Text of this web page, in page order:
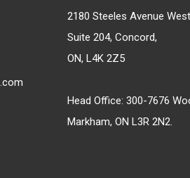
2180 Steeles Avenue
Suite 204, Concord,
ON, L4K 2Z5
Head Office: 300-7676
Markham, ON L3R 2N2.